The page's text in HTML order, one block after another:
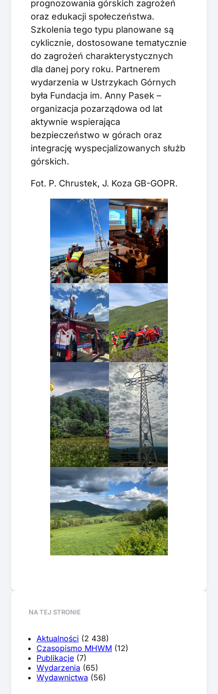
prognozowania górskich zagrożeń
oraz edukacji społeczeństwa.
Szkolenia tego typu planowane są
cyklicznie, dostosowane tematycznie
do zagrożeń charakterystycznych
dla danej pory roku. Partnerem
wydarzenia w Ustrzykach Górnych
była Fundacja im. Anny Pasek –
organizacja pozarządowa od lat
aktywnie wspierająca
bezpieczeństwo w górach oraz
integrację wyspecjalizowanych służb
górskich.
Fot. P. Chrustek, J. Koza GB-GOPR.
NA TEJ STRONIE
Aktualności (2 438)
Czasopismo MHWM (12)
Publikacje (7)
Wydarzenia (65)
Wydawnictwa (56)